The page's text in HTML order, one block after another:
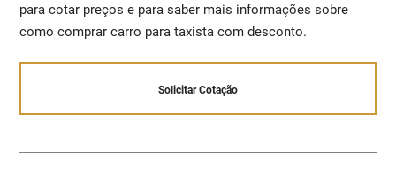
para cotar preços e para saber mais informações sobre
como comprar carro para taxista com desconto.
Solicitar Cotação